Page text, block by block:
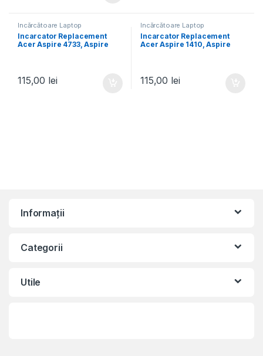
Încărcătoare Laptop
Incarcator Replacement
Acer Aspire 4733, Aspire
4736zg
115,00 lei
Încărcătoare Laptop
Incarcator Replacement
Acer Aspire 1410, Aspire
2920, Aspire 2920z
115,00 lei
Informații
Categorii
Utile